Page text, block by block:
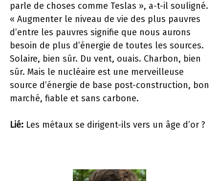
parle de choses comme Teslas », a-t-il souligné.
« Augmenter le niveau de vie des plus pauvres
d’entre les pauvres signifie que nous aurons
besoin de plus d’énergie de toutes les sources.
Solaire, bien sûr. Du vent, ouais. Charbon, bien
sûr. Mais le nucléaire est une merveilleuse
source d’énergie de base post-construction, bon
marché, fiable et sans carbone.
Lié: Les métaux se dirigent-ils vers un âge d’or ?